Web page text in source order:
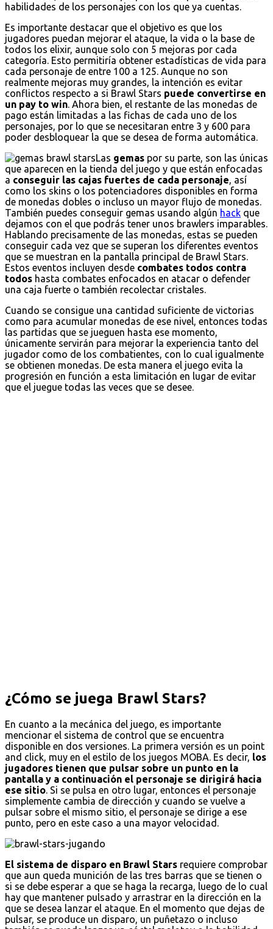
habilidades de los personajes con los que ya cuentas.
Es importante destacar que el objetivo es que los
jugadores puedan mejorar el ataque, la vida o la base de
todos los elixir, aunque solo con 5 mejoras por cada
categoría. Esto permitiría obtener estadísticas de vida para
cada personaje de entre 100 a 125. Aunque no son
realmente mejoras muy grandes, la intención es evitar
conflictos respecto a si Brawl Stars puede convertirse en
un pay to win . Ahora bien, el restante de las monedas de
pago están limitadas a las fichas de cada uno de los
personajes, por lo que se necesitaran entre 3 y 600 para
poder desbloquear la que se desea de forma automática.
Las gemas por su parte, son las únicas
que aparecen en la tienda del juego y que están enfocadas
a conseguir las cajas fuertes de cada personaje , así
como los skins o los potenciadores disponibles en forma
de monedas dobles o incluso un mayor flujo de monedas.
También puedes conseguir gemas usando algún hack que
dejamos con el que podrás tener unos brawlers imparables.
Hablando precisamente de las monedas, estas se pueden
conseguir cada vez que se superan los diferentes eventos
que se muestran en la pantalla principal de Brawl Stars.
Estos eventos incluyen desde combates todos contra
todos hasta combates enfocados en atacar o defender
una caja fuerte o también recolectar cristales.
Cuando se consigue una cantidad suficiente de victorias
como para acumular monedas de ese nivel, entonces todas
las partidas que se jueguen hasta ese momento,
únicamente servirán para mejorar la experiencia tanto del
jugador como de los combatientes, con lo cual igualmente
se obtienen monedas. De esta manera el juego evita la
progresión en función a esta limitación en lugar de evitar
que el juegue todas las veces que se desee.
¿Cómo se juega Brawl Stars?
En cuanto a la mecánica del juego, es importante
mencionar el sistema de control que se encuentra
disponible en dos versiones. La primera versión es un point
and click, muy en el estilo de los juegos MOBA. Es decir, los
jugadores tienen que pulsar sobre un punto en la
pantalla y a continuación el personaje se dirigirá hacia
ese sitio. Si se pulsa en otro lugar, entonces el personaje
simplemente cambia de dirección y cuando se vuelve a
pulsar sobre el mismo sitio, el personaje se dirige a ese
punto, pero en este caso a una mayor velocidad.
El sistema de disparo en Brawl Stars requiere comprobar
que aun queda munición de las tres barras que se tienen o
si se debe esperar a que se haga la recarga, luego de lo cual
hay que mantener pulsado y arrastrar en la dirección en la
que se desea lanzar el ataque. En el momento que dejas de
pulsar, se produce un disparo, un puñetazo o incluso